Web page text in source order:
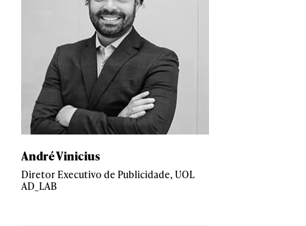
André Vinicius
Diretor Executivo de Publicidade, UOL
AD_LAB